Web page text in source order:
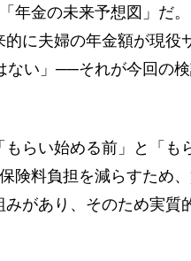
年金の未来予想図」だ
に夫婦の年金額が現役
ない」──それが今回の
らい始める前」と「も
険料負担を減らすため、
があり、そのため実質